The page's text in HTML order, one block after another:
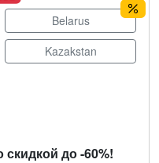
Belarus
Kazakstan
до -60%!